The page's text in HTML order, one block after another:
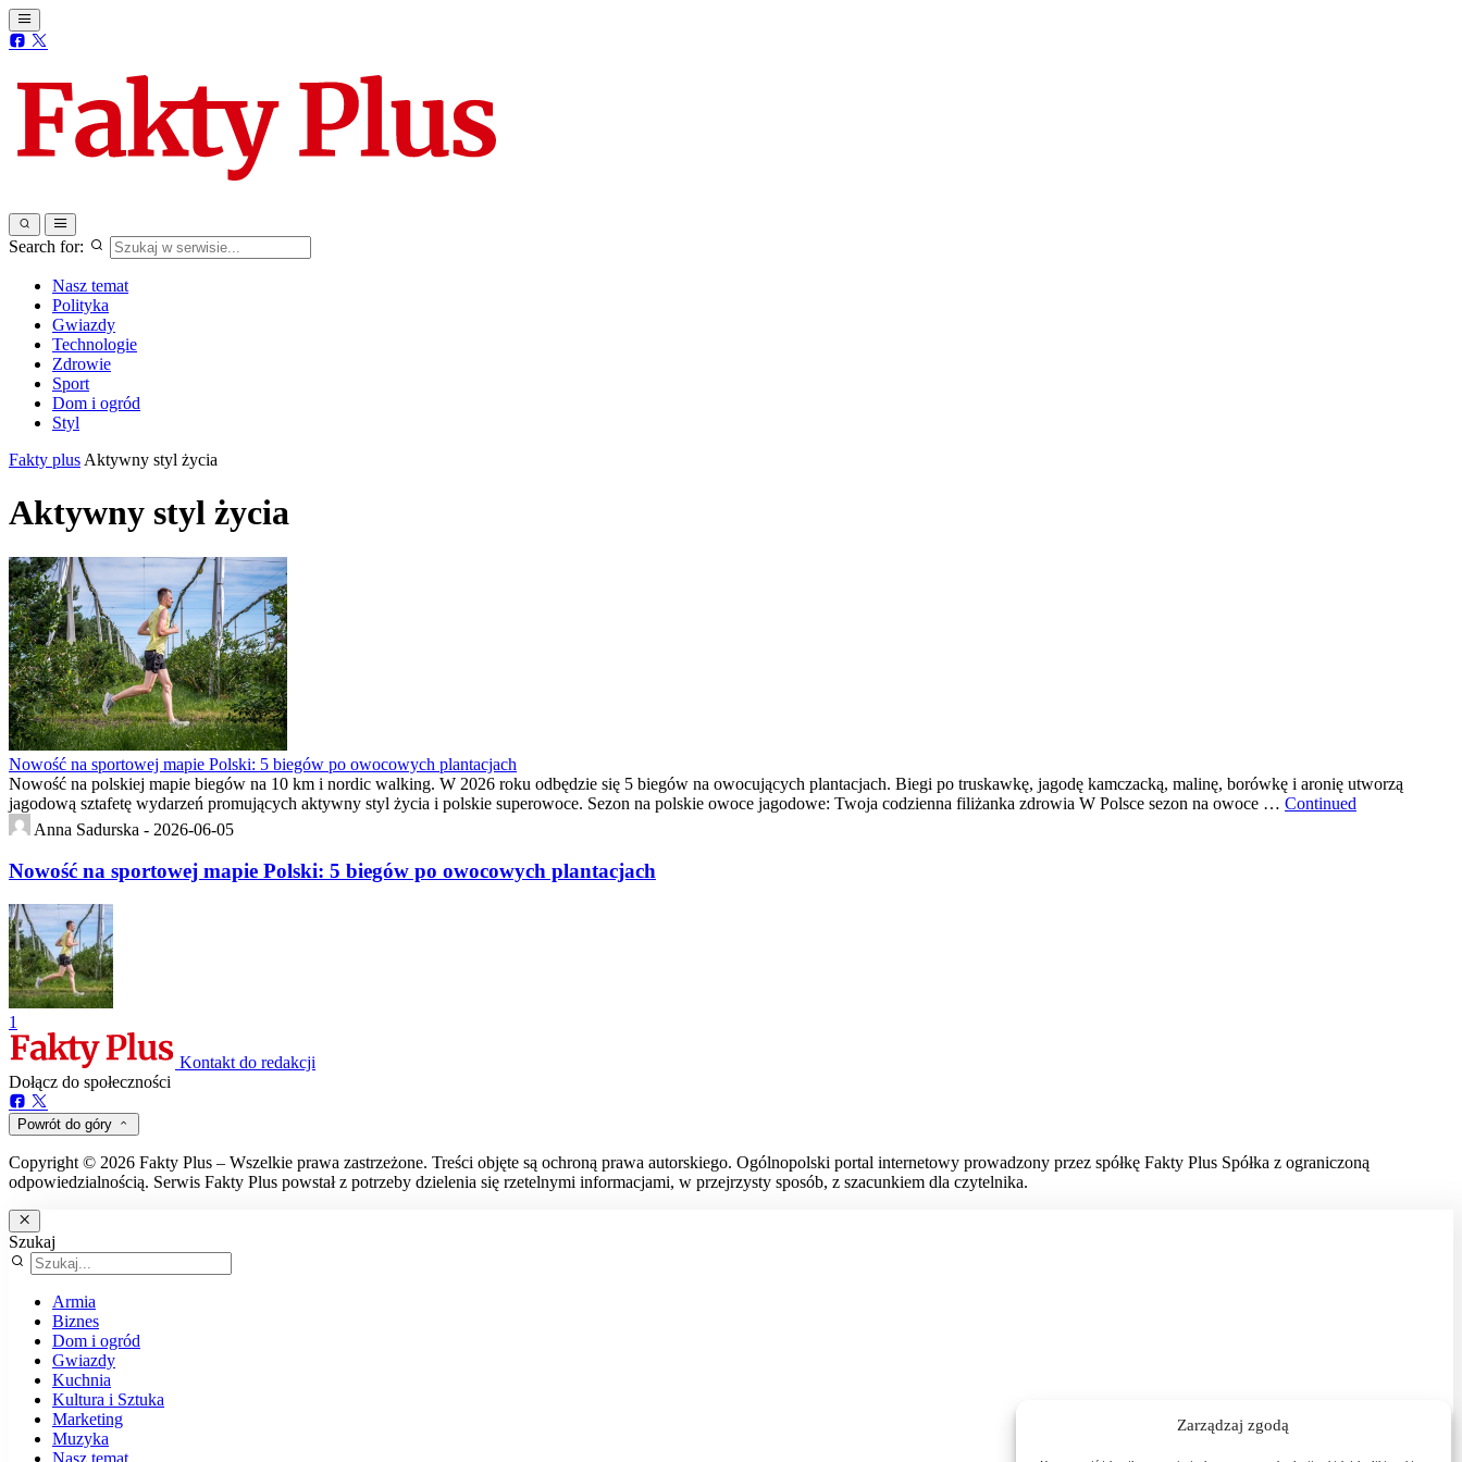
Zarządzaj zgodą
Search for:
Nasz temat
Polityka
Gwiazdy
Technologie
Zdrowie
Sport
Dom i ogród
Styl
Fakty plus Aktywny styl życia
Aktywny styl życia
Nowość na sportowej mapie Polski: 5 biegów po owocowych plantacjach
Nowość na polskiej mapie biegów na 10 km i nordic walking. W 2026 roku odbędzie się 5 biegów na owocujących plantacjach. Biegi po truskawkę, jagodę kamczacką, malinę, borówkę i aronię utworzą
jagodową sztafetę wydarzeń promujących aktywny styl życia i polskie superowoce. Sezon na polskie owoce jagodowe: Twoja codzienna filiżanka zdrowia W Polsce sezon na owoce … Continued
Anna Sadurska - 2026-06-05
Nowość na sportowej mapie Polski: 5 biegów po owocowych plantacjach
1
Kontakt do redakcji
Dołącz do społeczności
Powrót do góry
Copyright © 2026 Fakty Plus – Wszelkie prawa zastrzeżone. Treści objęte są ochroną prawa autorskiego. Ogólnopolski portal internetowy prowadzony przez spółkę Fakty Plus Spółka z ograniczoną
odpowiedzialnością. Serwis Fakty Plus powstał z potrzeby dzielenia się rzetelnymi informacjami, w przejrzysty sposób, z szacunkiem dla czytelnika.
Szukaj
Armia
Biznes
Dom i ogród
Gwiazdy
Kuchnia
Kultura i Sztuka
Marketing
Muzyka